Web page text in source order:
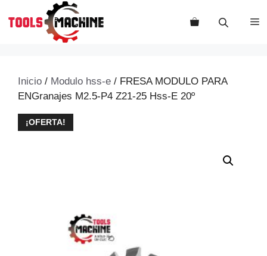
Inicio / Modulo hss-e / FRESA MODULO PARA
ENGranajes M2.5-P4 Z21-25 Hss-E 20º
¡OFERTA!